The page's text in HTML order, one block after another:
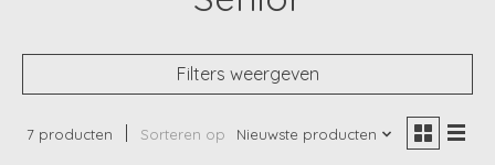
Filters weergeven
7 producten Sorteren op Nieuwste producten